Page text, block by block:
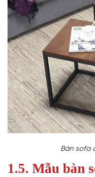
Bàn sofa
1.5. Mẫu bàn